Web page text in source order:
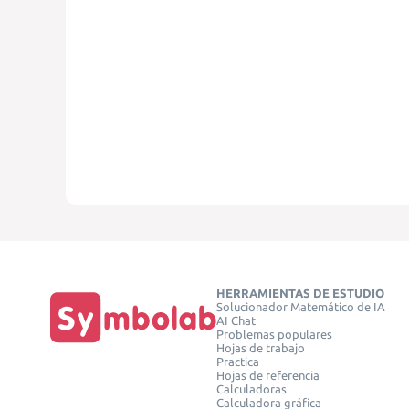
HERRAMIENTAS DE ESTUDIO
Solucionador Matemático de IA
AI Chat
Problemas populares
Hojas de trabajo
Practica
Hojas de referencia
Calculadoras
Calculadora gráfica